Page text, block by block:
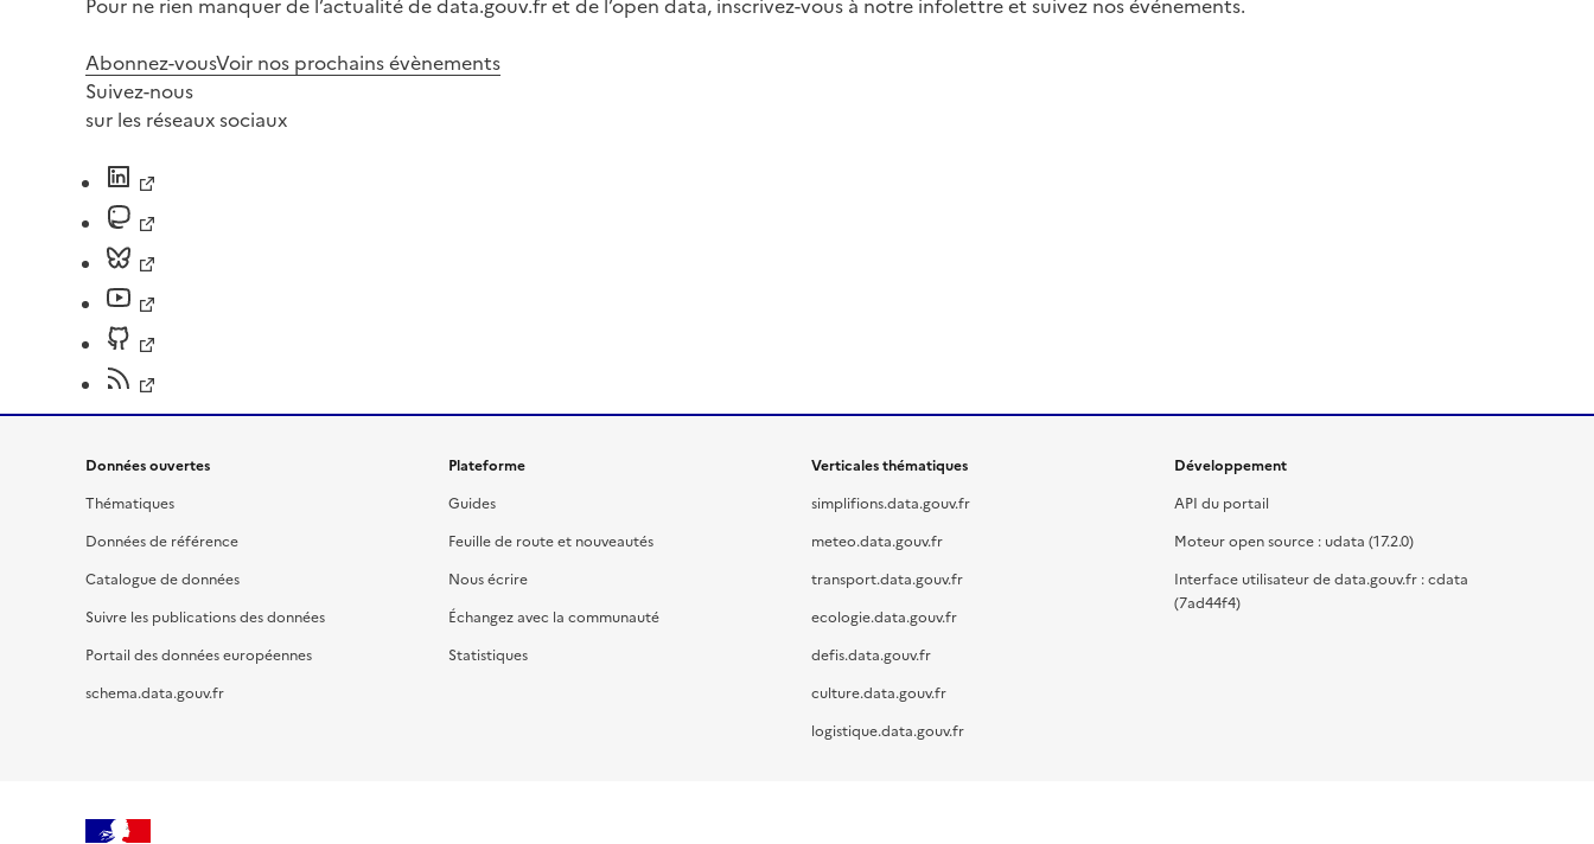
Pour ne rien manquer de l’actualité de data.gouv.fr et de l’open data, inscrivez-vous à notre infolettre et suivez nos événements.
Abonnez-vousVoir nos prochains évènements
Suivez-nous
sur les réseaux sociaux
Données ouvertes
Thématiques
Données de référence
Catalogue de données
Suivre les publications des données
Portail des données européennes
schema.data.gouv.fr
Plateforme
Guides
Feuille de route et nouveautés
Nous écrire
Échangez avec la communauté
Statistiques
Verticales thématiques
simplifions.data.gouv.fr
meteo.data.gouv.fr
transport.data.gouv.fr
ecologie.data.gouv.fr
defis.data.gouv.fr
culture.data.gouv.fr
logistique.data.gouv.fr
Développement
API du portail
Moteur open source : udata (17.2.0)
Interface utilisateur de data.gouv.fr : cdata
(7ad44f4)